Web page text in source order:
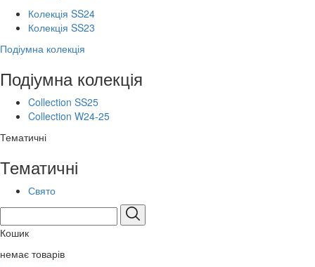
Колекція SS24
Колекція SS23
Подіумна колекція
Подіумна колекція
Collection SS25
Collection W24-25
Тематичні
Тематичні
Свято
Кошик
немає товарів